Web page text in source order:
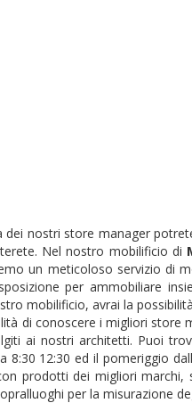
dei nostri store manager
Nel nostro mobilificio di
un meticoloso servizio di
per ammobiliare
mobilificio, avrai la
di conoscere i migliori store
ai nostri architetti. Puoi
12:30 ed il pomeriggio
prodotti dei migliori
per la misurazione